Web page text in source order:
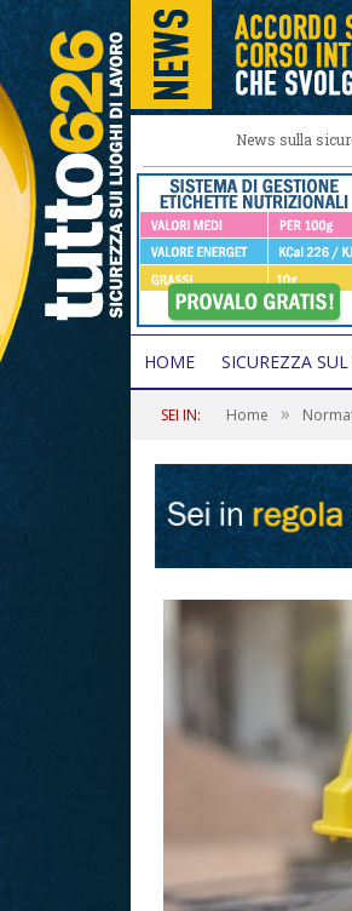
News sulla
HOME SICUREZZA
SEI IN: Home »